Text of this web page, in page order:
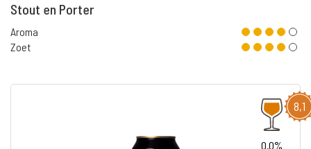
Stout en Porter
Aroma
Zoet
8,1
0.0%